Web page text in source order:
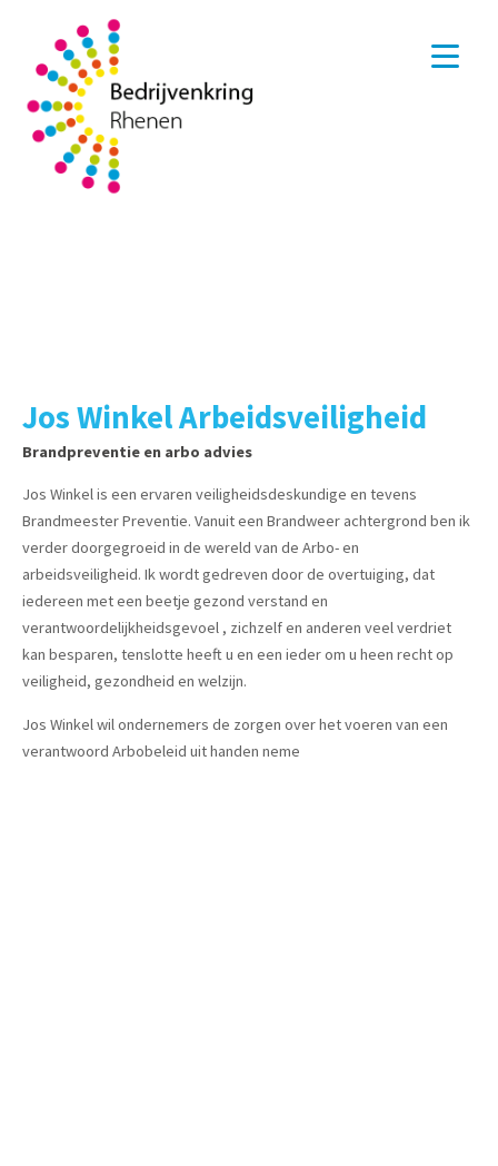
Jos Winkel Arbeidsveiligheid
Brandpreventie en arbo advies
Jos Winkel is een ervaren veiligheidsdeskundige en tevens
Brandmeester Preventie. Vanuit een Brandweer achtergrond ben ik
verder doorgegroeid in de wereld van de Arbo- en
arbeidsveiligheid. Ik wordt gedreven door de overtuiging, dat
iedereen met een beetje gezond verstand en
verantwoordelijkheidsgevoel , zichzelf en anderen veel verdriet
kan besparen, tenslotte heeft u en een ieder om u heen recht op
veiligheid, gezondheid en welzijn.
Jos Winkel wil ondernemers de zorgen over het voeren van een
verantwoord Arbobeleid uit handen neme